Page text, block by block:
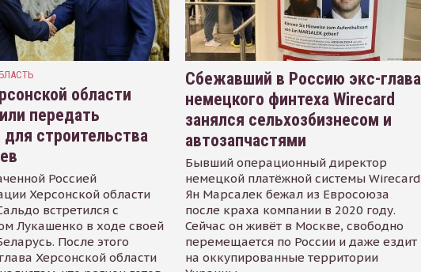
области
передать
для строительства
Россией
Херсонской области
встретился с
Лукашенко в ходе своей
После этого
Херсонской области
Сбежавший в Россию экс-глава
немецкого финтеха Wirecard
занялся сельхозбизнесом и
автозапчастями
Бывший операционный директор
немецкой платёжной системы Wirecard
Ян Марсалек бежал из Евросоюза
после краха компании в 2020 году.
Сейчас он живёт в Москве, свободно
перемещается по России и даже ездит
на оккупированные территории